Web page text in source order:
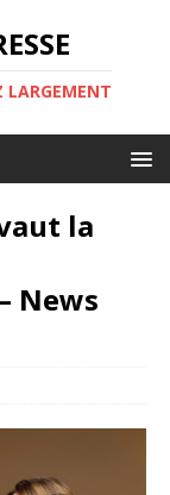
LARGEMENT
la
News